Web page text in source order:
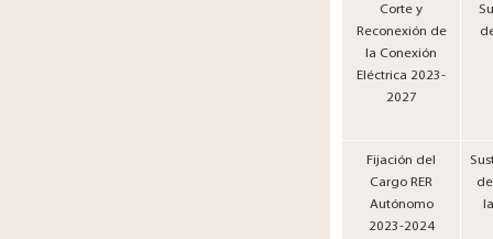
Corte y
Reconexión de
la Conexión
Eléctrica 2023-
2027
Fijación del
Cargo RER
Autónomo
2023-2024